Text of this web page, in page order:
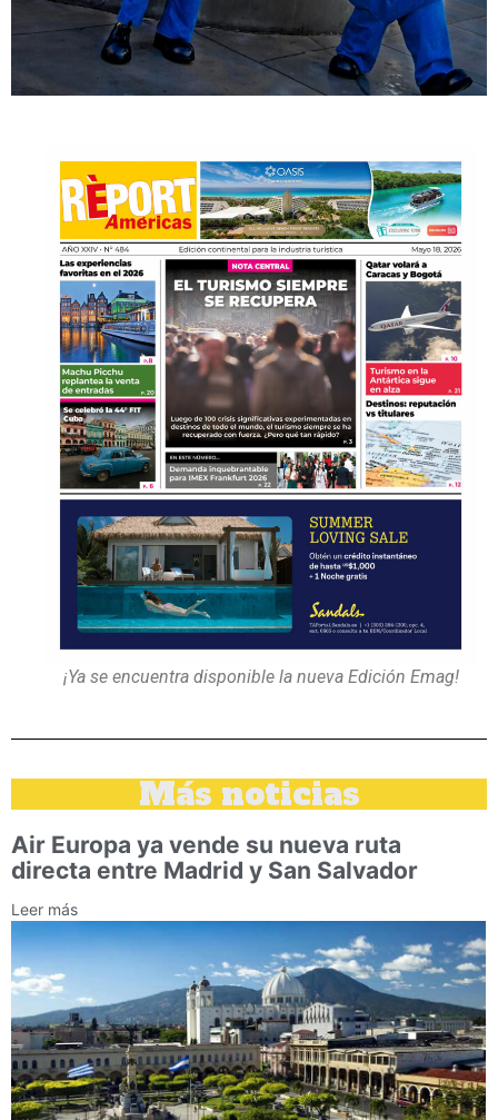
¡Ya se encuentra disponible la nueva Edición Emag!
Más noticias
Air Europa ya vende su nueva ruta
directa entre Madrid y San Salvador
Leer más